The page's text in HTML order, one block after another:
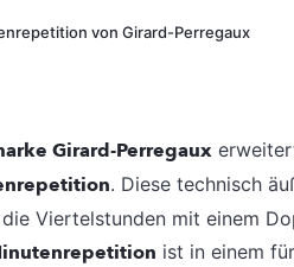
von Girard-Perregaux
Girard-Perregaux
. Diese technisch
Viertelstunden mit einem
ist in einem